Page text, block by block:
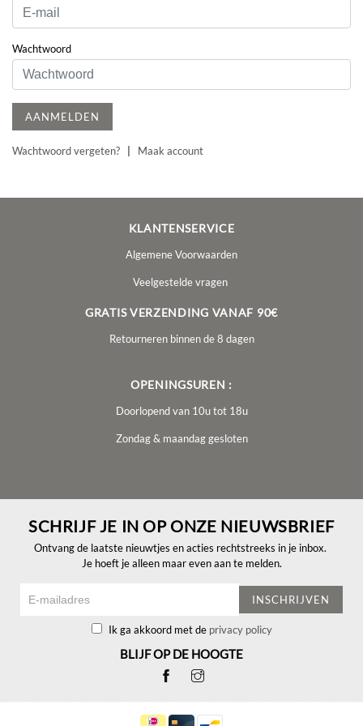
Wachtwoord
AANMELDEN
Wachtwoord vergeten? Maak account
KLANTENSERVICE
Algemene Voorwaarden
Veelgestelde vragen
GRATIS VERZENDING VANAF 90€
Retourneren binnen de 8 dagen
OPENINGSUREN :
Doorlopend van 10u tot 18u
Zondag & maandag gesloten
SCHRIJF JE IN OP ONZE NIEUWSBRIEF
Ontvang de laatste nieuwtjes en acties rechtstreeks in je inbox.
Je hoeft je alleen maar even aan te melden.
INSCHRIJVEN
Ik ga akkoord met de privacy policy
BLIJF OP DE HOOGTE